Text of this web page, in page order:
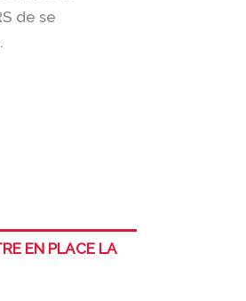
de se
EN PLACE LA